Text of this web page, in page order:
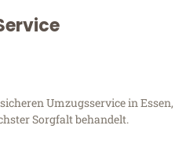
Umzugsservice in Essen,
Sorgfalt behandelt.